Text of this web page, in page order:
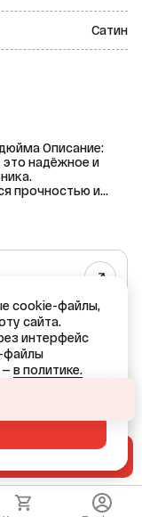
Сатин
это надёжное и
прочностью и
который
да. - Механизм
сатин. -
ПВХ + ТЭП.
вид, который
и удобство
«Клик-клак».
защиту
качественный и
долгие годы.
cookie-файлы,
сайта.
интерфейс
файлы
— в политике.